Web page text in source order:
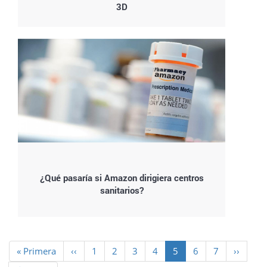
3D
¿Qué pasaría si Amazon dirigiera centros
sanitarios?
Paginación
Primera
página
« Primera
Página
anterior
‹‹ Page
1 Page
2 Page
3 Page
4
Página
actual
5 Page
6 Page
7
página
››